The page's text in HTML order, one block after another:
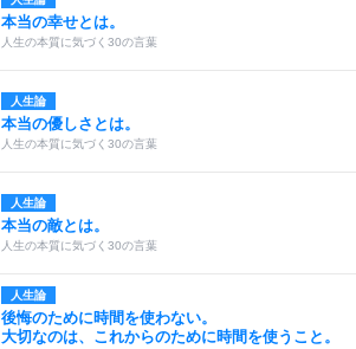
本当の幸せとは。
人生の本質に気づく30の言葉
人生論
本当の優しさとは。
人生の本質に気づく30の言葉
人生論
本当の敵とは。
人生の本質に気づく30の言葉
人生論
後悔のために時間を使わない。
大切なのは、これからのために時間を使うこと。